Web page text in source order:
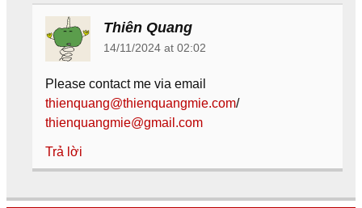
Thiên Quang
14/11/2024 at 02:02
Please contact me via email
thienquang@thienquangmie.com/
thienquangmie@gmail.com
Trả lời